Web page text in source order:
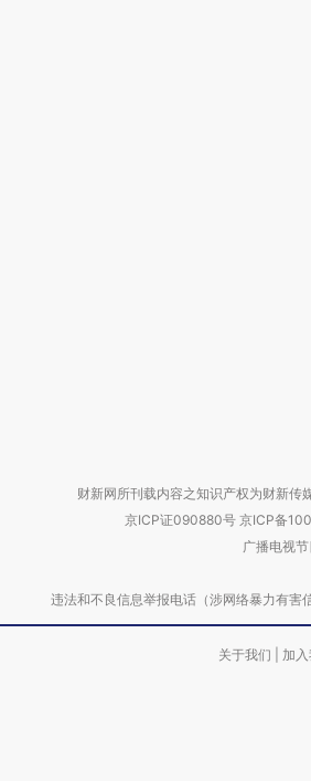
财新网所刊载内容之知识产权为财新传
京ICP证090880号 京ICP备
广播电视
违法和不良信息举报电话（涉网络暴力有
关于我们 加